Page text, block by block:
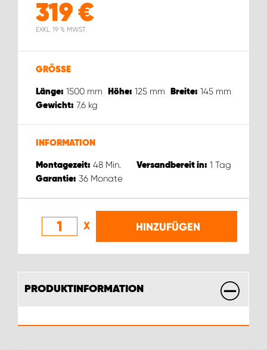
319 €
EXKL. 19 % MWST.
GRÖSSE
Länge: 1500 mm Höhe: 125 mm Breite: 145 mm
Gewicht: 7.6 kg
INFORMATION
Montagezeit: 48 Min. Versandbereit in: 1 Tag
Garantie: 36 Monate
X HINZUFÜGEN
PRODUKTINFORMATION